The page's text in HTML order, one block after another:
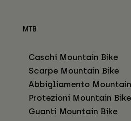
MTB
Caschi Mountain Bike
Scarpe Mountain Bike
Abbigliamento
Protezioni Mountain Bike
Guanti Mountain Bike